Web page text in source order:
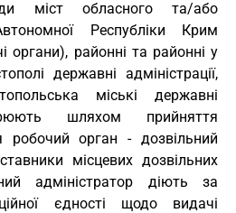
міст обласного та/або
Республіки Крим
органи), районні та районні у
державні адміністрації,
міські державні
шляхом прийняття
робочий орган - дозвільний
місцевих дозвільних
адміністратор діють за
єдності щодо видачі